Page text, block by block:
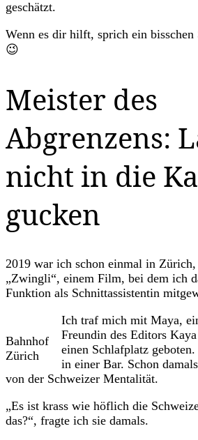
geschätzt.
Wenn es dir hilft, sprich ein
😉
Meister des
Abgrenzens:
nicht in die
gucken
2019 war ich schon einmal in
„Zwingli“, einem Film, bei dem ich
Funktion als Schnittassistentin
Bahnhof
Zürich
Ich traf mich mit Maya,
Freundin des Editors
einen Schlafplatz
in einer Bar. Schon
von der Schweizer Mentalität.
„Es ist krass wie höflich die
das?“, fragte ich sie damals.